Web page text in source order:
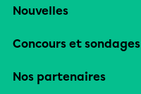
Nouvelles
Concours et sondages
Nos partenaires